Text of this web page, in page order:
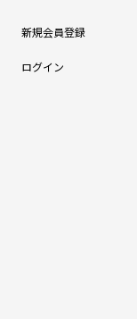
新規会員登録
ログイン